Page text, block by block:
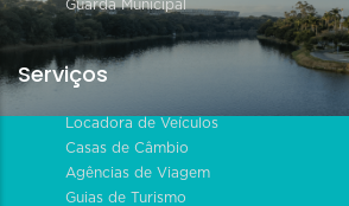
Guarda Municipal
Serviços
Locadora de Veículos
Casas de Câmbio
Agências de Viagem
Guias de Turismo